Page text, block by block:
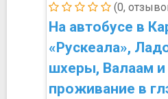
(0,
На автобусе в
«Рускеала»,
шхеры, Валаам и
проживание в